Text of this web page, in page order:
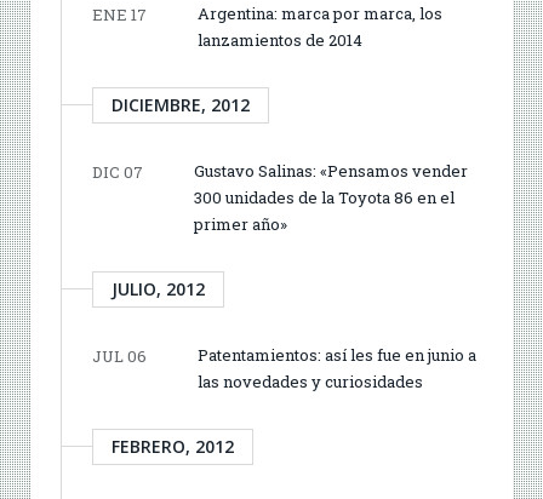
ENE 17
Argentina: marca por marca, los
lanzamientos de 2014
DICIEMBRE, 2012
DIC 07
Gustavo Salinas: «Pensamos vender
300 unidades de la Toyota 86 en el
primer año»
JULIO, 2012
JUL 06
Patentamientos: así les fue en junio a
las novedades y curiosidades
FEBRERO, 2012